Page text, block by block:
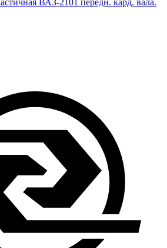
ВАЗ-2101 передн. кард. вала.